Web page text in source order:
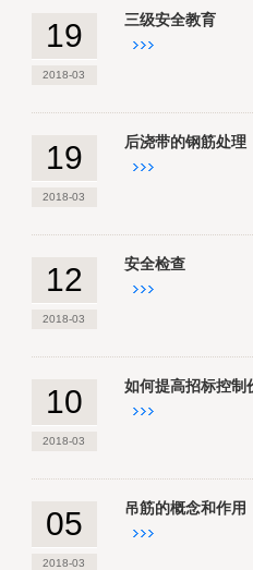
19
2018-03
三级安全教育
19
2018-03
后浇带的钢筋处理
12
2018-03
安全检查
10
2018-03
如何提高招标控制
05
2018-03
吊筋的概念和作用